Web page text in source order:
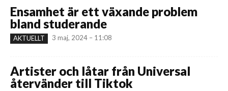
Ensamhet är ett växande problem
bland studerande
AKTUELLT 3 maj, 2024 – 11:08
Artister och låtar från Universal
återvänder till Tiktok